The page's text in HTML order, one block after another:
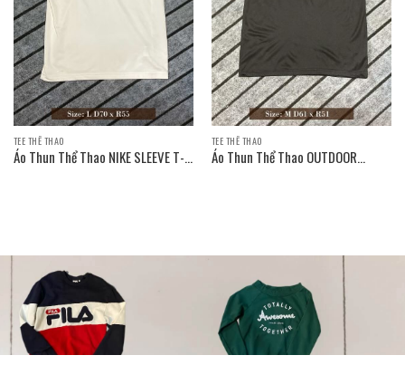
TEE THỂ THAO
Áo Thun Thể Thao NIKE SLEEVE T-
TEE THỂ THAO
Áo Thun Thể Thao OUTDOOR